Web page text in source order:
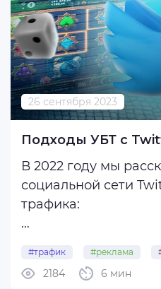
интересные ...
26 сентября 2023
Подходы УБТ с
В 2022 году мы
социальной сети
трафика:
увеличилась до 450
в месяц, а среднее
#трафик #реклама
#убт 6 мин
2184